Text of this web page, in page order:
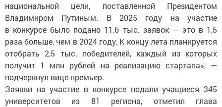
национальной цели, поставленной Президентом
Владимиром Путиным. В 2025 году на участие
в конкурсе было подано 11,6 тыс. заявок — это в 1,5
раза больше, чем в 2024 году. К концу лета планируется
отобрать 2,5 тыс. победителей, каждый из которых
получит 1 млн рублей на реализацию стартапа», —
подчеркнул вице-премьер.
Заявки на участие в конкурсе подали учащиеся 345
университетов из 81 региона, отметил глава